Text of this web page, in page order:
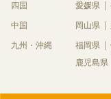
四国 愛媛県
中国 岡山県
九州・沖縄 福岡県
鹿児島県